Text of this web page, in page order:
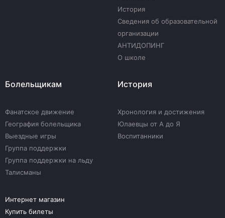
История
Сведения об образовательной
организации
АНТИДОПИНГ
О школе
Болельщикам
Фанатское движение
География болельщика
Выездные игры
Группа поддержки
Группа поддержки на льду
Талисманы
История
Хронология и достижения
Юлаевцы от А до Я
Воспитанники
Интернет магазин
Купить билеты